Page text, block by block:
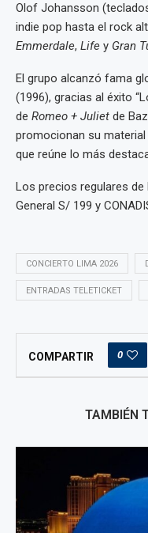
Olof Johansson
indie pop hasta el rock
Emmerdale, Life y Gran
El grupo alcanzó fama
(1996), gracias al éxito
de Romeo + Juliet de
promocionan su
que reúne lo más
Los precios regulares de
General S/ 199 y
CONCIERTO LIMA 2026
ENTRADAS TELETICKET
COMPARTIR 0
TAMBIÉN